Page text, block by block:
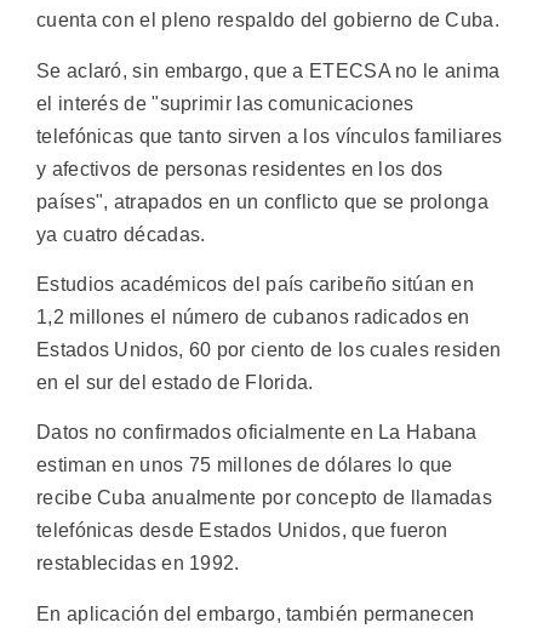
cuenta con el pleno respaldo del gobierno de Cuba.
Se aclaró, sin embargo, que a ETECSA no le anima
el interés de "suprimir las comunicaciones
telefónicas que tanto sirven a los vínculos familiares
y afectivos de personas residentes en los dos
países", atrapados en un conflicto que se prolonga
ya cuatro décadas.
Estudios académicos del país caribeño sitúan en
1,2 millones el número de cubanos radicados en
Estados Unidos, 60 por ciento de los cuales residen
en el sur del estado de Florida.
Datos no confirmados oficialmente en La Habana
estiman en unos 75 millones de dólares lo que
recibe Cuba anualmente por concepto de llamadas
telefónicas desde Estados Unidos, que fueron
restablecidas en 1992.
En aplicación del embargo, también permanecen